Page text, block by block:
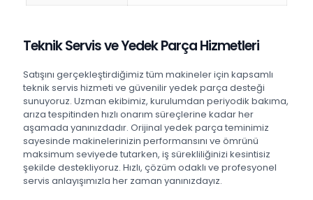
Teknik Servis ve Yedek Parça Hizmetleri
Satışını gerçekleştirdiğimiz tüm makineler için kapsamlı
teknik servis hizmeti ve güvenilir yedek parça desteği
sunuyoruz. Uzman ekibimiz, kurulumdan periyodik bakıma,
arıza tespitinden hızlı onarım süreçlerine kadar her
aşamada yanınızdadır. Orijinal yedek parça teminimiz
sayesinde makinelerinizin performansını ve ömrünü
maksimum seviyede tutarken, iş sürekliliğinizi kesintisiz
şekilde destekliyoruz. Hızlı, çözüm odaklı ve profesyonel
servis anlayışımızla her zaman yanınızdayız.